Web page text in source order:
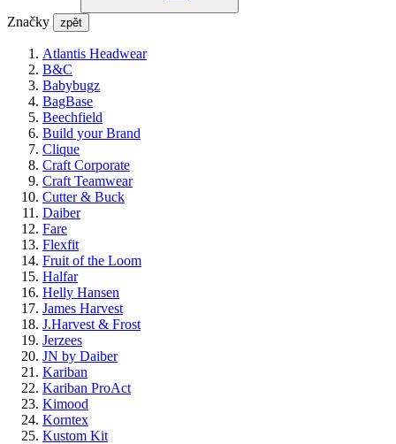
Značky zpět
Atlantis Headwear
B&C
Babybugz
BagBase
Beechfield
Build your Brand
Clique
Craft Corporate
Craft Teamwear
Cutter & Buck
Daiber
Fare
Flexfit
Fruit of the Loom
Halfar
Helly Hansen
James Harvest
J.Harvest & Frost
Jerzees
JN by Daiber
Kariban
Kariban ProAct
Kimood
Korntex
Kustom Kit